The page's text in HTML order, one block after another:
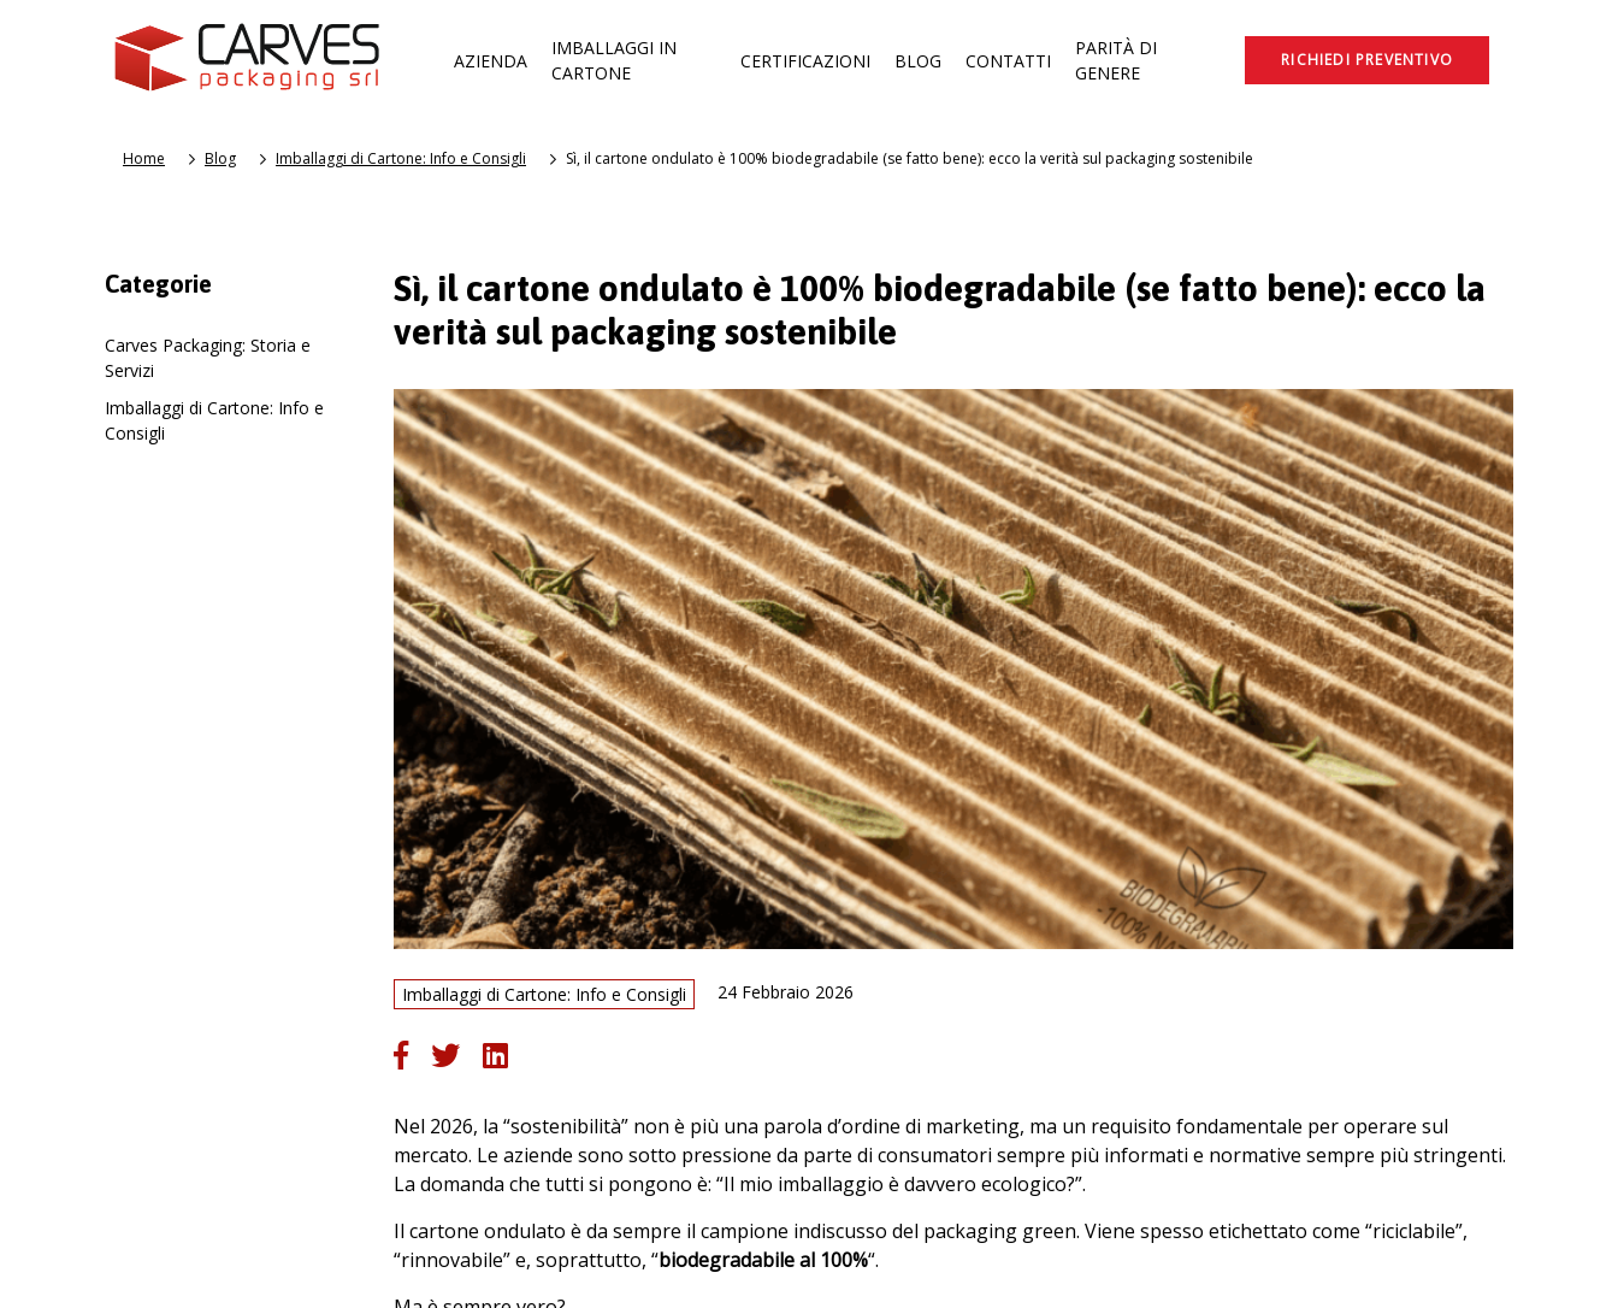
AZIENDA
IMBALLAGGI IN
CARTONE
CERTIFICAZIONI BLOG CONTATTI
PARITÀ DI
GENERE
RICHIEDI PREVENTIVO
Home Blog Imballaggi di Cartone: Info e Consigli Sì, il cartone ondulato è 100% biodegradabile (se fatto bene): ecco la verità sul packaging sostenibile
Categorie
Carves Packaging: Storia e
Servizi
Imballaggi di Cartone: Info e
Consigli
Sì, il cartone ondulato è 100% biodegradabile (se fatto bene): ecco la
verità sul packaging sostenibile
Imballaggi di Cartone: Info e Consigli 24 Febbraio 2026
Nel 2026, la “sostenibilità” non è più una parola d’ordine di marketing, ma un requisito fondamentale per operare sul
mercato. Le aziende sono sotto pressione da parte di consumatori sempre più informati e normative sempre più stringenti.
La domanda che tutti si pongono è: “Il mio imballaggio è davvero ecologico?”.
Il cartone ondulato è da sempre il campione indiscusso del packaging green. Viene spesso etichettato come “riciclabile”,
“rinnovabile” e, soprattutto, “biodegradabile al 100%“.